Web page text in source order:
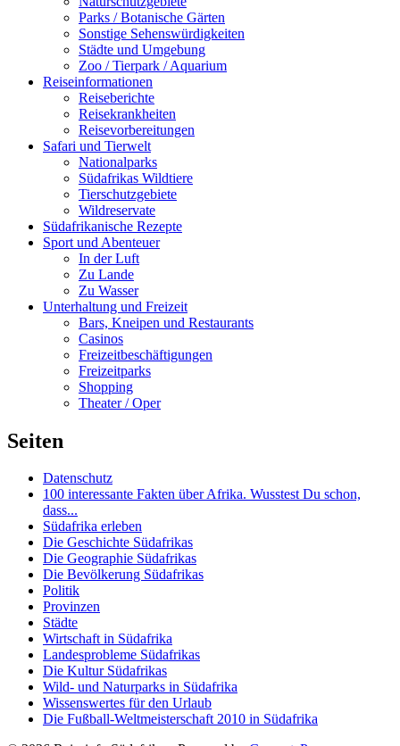
Parks / Botanische Gärten
Sonstige Sehenswürdigkeiten
Städte und Umgebung
Zoo / Tierpark / Aquarium
Reiseinformationen
Reiseberichte
Reisekrankheiten
Reisevorbereitungen
Safari und Tierwelt
Nationalparks
Südafrikas Wildtiere
Tierschutzgebiete
Wildreservate
Südafrikanische Rezepte
Sport und Abenteuer
In der Luft
Zu Lande
Zu Wasser
Unterhaltung und Freizeit
Bars, Kneipen und Restaurants
Casinos
Freizeitbeschäftigungen
Freizeitparks
Shopping
Theater / Oper
Seiten
Datenschutz
100 interessante Fakten über Afrika. Wusstest Du schon,
dass...
Südafrika erleben
Die Geschichte Südafrikas
Die Geographie Südafrikas
Die Bevölkerung Südafrikas
Politik
Provinzen
Städte
Wirtschaft in Südafrika
Landesprobleme Südafrikas
Die Kultur Südafrikas
Wild- und Naturparks in Südafrika
Wissenswertes für den Urlaub
Die Fußball-Weltmeisterschaft 2010 in Südafrika